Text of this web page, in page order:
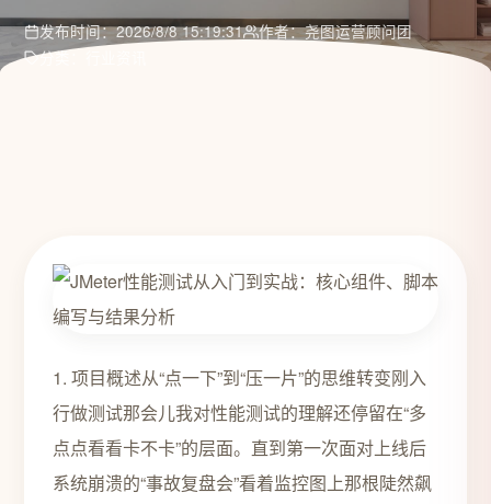
发布时间：2026/8/8 15:19:31
作者：尧图运营顾问团
分类：行业资讯
1. 项目概述从“点一下”到“压一片”的思维转变刚入
行做测试那会儿我对性能测试的理解还停留在“多
点点看看卡不卡”的层面。直到第一次面对上线后
系统崩溃的“事故复盘会”看着监控图上那根陡然飙